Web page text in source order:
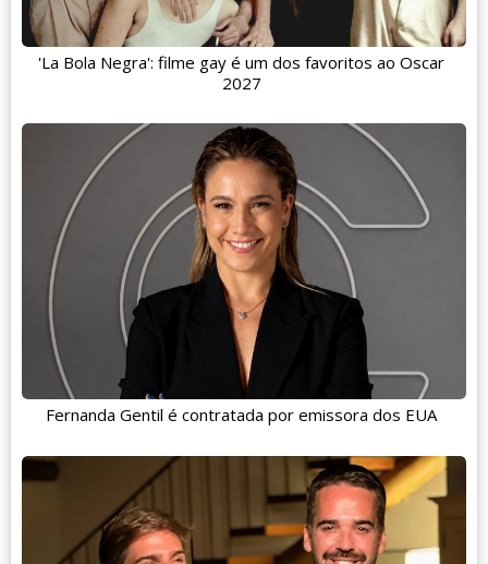
'La Bola Negra': filme gay é um dos favoritos ao Oscar
2027
Fernanda Gentil é contratada por emissora dos EUA